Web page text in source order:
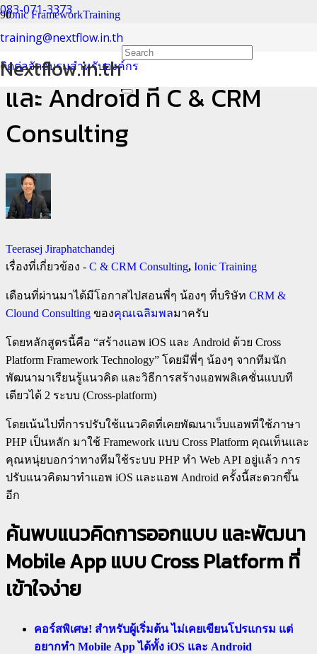
083-071-3373
training@nextflow.in.th
ติดต่อจัดอบรมสำหรับองค์กร
Nextflow.in.th
Ionic FrameworkTraining
ภาพงานอบรมสร้างแอพ iOS
และ Android ที่ C & CRM
Consulting
Teerasej Jiraphatchandej
เรื่องที่เกี่ยวข้อง - C & CRM Consulting, Ionic Training
เดือนที่ผ่านมาได้มีโอกาสไปสอนพี่ๆ น้องๆ ที่บริษัท CRM &
Clound Consulting ของคุณเฉลิมพลมาครับ
โดยหลักสูตรนี้คือ “สร้างแอพ iOS และ Android ด้วย Cross
Platform Framework Technology” โดยมีพี่ๆ น้องๆ จากทีมนัก
พัฒนามาเรียนรู้แนวคิด และวิธีการสร้างแอพพลิเคชั่นแบบที
เดียวได้ 2 ระบบ (Cross-platform)
โดยเน้นไปที่การปรับใช้แนวคิดที่เคยพัฒนาเว็บแอพที่ใช้ภาษา
PHP เป็นหลัก มาใช้ Framework แบบ Cross Platform คุณเท็นและ
คุณหนุ่ยบอกว่าทางทีมใช้ระบบ PHP ทำ Web API อยู่แล้ว การ
ปรับแนวคิดมาทำแอพ iOS และแอพ Android ครั้งนี้สะดวกขึ้น
อีก
ค้นพบแนวคิดการออกแบบ และพัฒนา
Mobile App แบบ Cross Platform ที่
เข้าใจง่าย
คอร์สพิเศษ! สำหรับผู้เริ่มต้น ไม่เคยเขียนโปรแกรม แต่
อยากทำ Mobile App ได้ทั้ง iOS และ Android